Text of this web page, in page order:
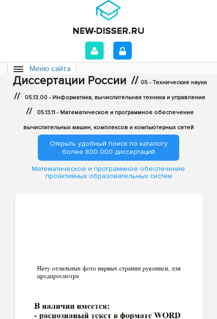
Меню сайта
Диссертации России // 05 - Технические науки
// 05.13.00 - Информатика, вычислительная техника и управление
// 05.13.11 - Математическое и программное обеспечение
вычислительных машин, комплексов и компьютерных сетей
Открыть удобный поиск по каталогу
более 800 000 диссертаций
Математическое и программное обеспечение
проактивных образовательных систем